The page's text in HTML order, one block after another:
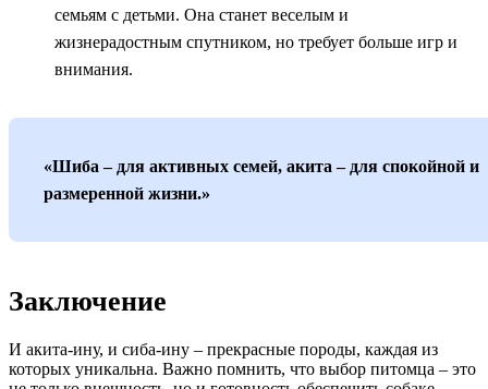
семьям с детьми. Она станет веселым и
жизнерадостным спутником, но требует больше игр и
внимания.
«Шиба – для активных семей, акита – для спокойной и
размеренной жизни.»
Заключение
И акита-ину, и сиба-ину – прекрасные породы, каждая из
которых уникальна. Важно помнить, что выбор питомца – это